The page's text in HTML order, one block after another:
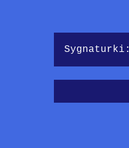
Sygnaturki: